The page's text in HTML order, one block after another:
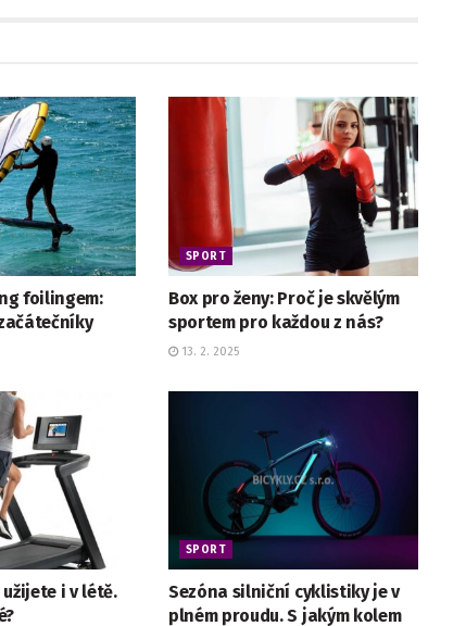
foilingem:
SPORT
Box pro ženy: Proč je skvělým
sportem pro každou z nás?
13. 2. 2025
užijete i v létě.
SPORT
Sezóna silniční cyklistiky je v
plném proudu. S jakým kolem